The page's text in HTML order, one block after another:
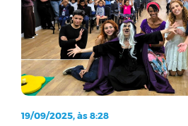
19/09/2025, às 8:28